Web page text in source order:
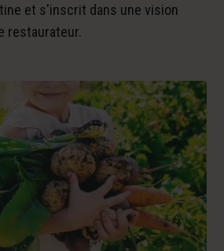
et s'inscrit dans une vision
restaurateur.